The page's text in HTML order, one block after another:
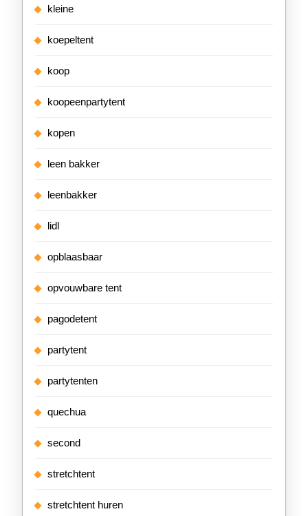
kleine
koepeltent
koop
koopeenpartytent
kopen
leen bakker
leenbakker
lidl
opblaasbaar
opvouwbare tent
pagodetent
partytent
partytenten
quechua
second
stretchtent
stretchtent huren